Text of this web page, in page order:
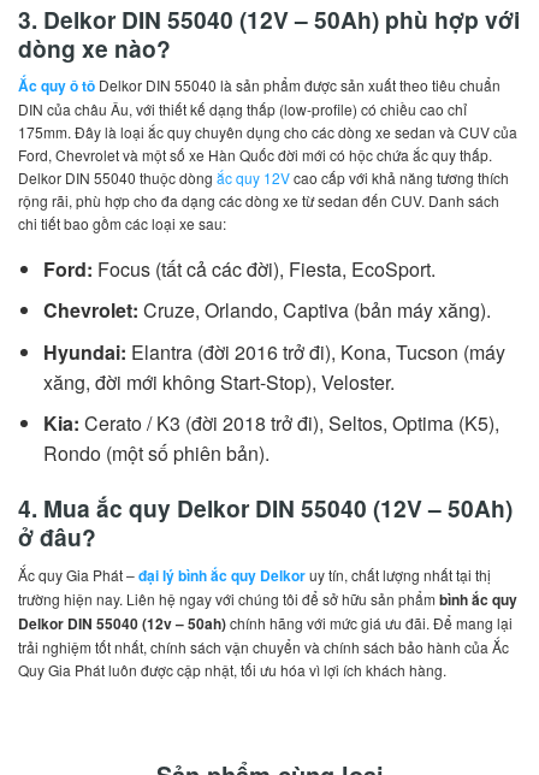
3. Delkor DIN 55040 (12V – 50Ah) phù hợp với
dòng xe nào?
Ắc quy ô tô Delkor DIN 55040 là sản phẩm được sản xuất theo tiêu chuẩn
DIN của châu Âu, với thiết kế dạng thấp (low-profile) có chiều cao chỉ
175mm. Đây là loại ắc quy chuyên dụng cho các dòng xe sedan và CUV của
Ford, Chevrolet và một số xe Hàn Quốc đời mới có hộc chứa ắc quy thấp.
Delkor DIN 55040 thuộc dòng ắc quy 12Vcao cấp với khả năng tương thích
rộng rãi, phù hợp cho đa dạng các dòng xe từ sedan đến CUV. Danh sách
chi tiết bao gồm các loại xe sau:
Ford: Focus (tất cả các đời), Fiesta, EcoSport.
Chevrolet: Cruze, Orlando, Captiva (bản máy xăng).
Hyundai: Elantra (đời 2016 trở đi), Kona, Tucson (máy
xăng, đời mới không Start-Stop), Veloster.
Kia: Cerato / K3 (đời 2018 trở đi), Seltos, Optima (K5),
Rondo (một số phiên bản).
4. Mua ắc quy Delkor DIN 55040 (12V – 50Ah)
ở đâu?
Ắc quy Gia Phát –đại lý bình ắc quy Delkoruy tín, chất lượng nhất tại thị
trường hiện nay. Liên hệ ngay với chúng tôi để sở hữu sản phẩm bình ắc quy
Delkor DIN 55040 (12v – 50ah)chính hãng với mức giá ưu đãi. Để mang lại
trải nghiệm tốt nhất, chính sách vận chuyển và chính sách bảo hành của Ắc
Quy Gia Phát luôn được cập nhật, tối ưu hóa vì lợi ích khách hàng.